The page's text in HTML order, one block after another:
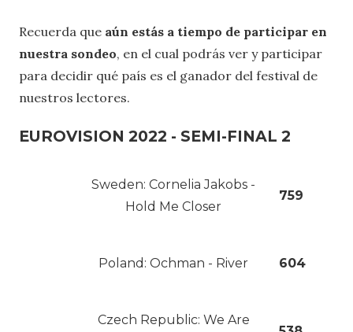
Recuerda que aún estás a tiempo de participar en
nuestra sondeo, en el cual podrás ver y participar
para decidir qué país es el ganador del festival de
nuestros lectores.
EUROVISION 2022 - SEMI-FINAL 2
Sweden: Cornelia Jakobs -
Hold Me Closer
759
Poland: Ochman - River 604
Czech Republic: We Are